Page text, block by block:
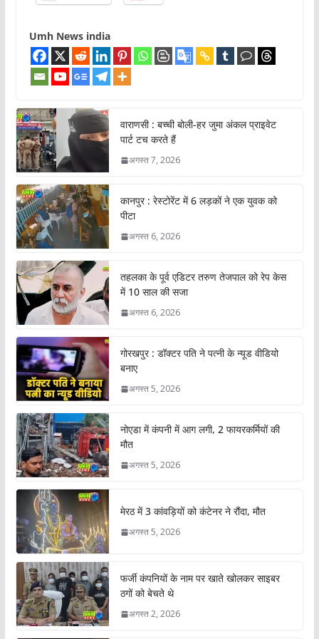
Umh News india
वाराणसी : बच्ची बोली-हर जुमा अंकल प्राइवेट
पार्ट टच करते हैं
अगस्त 7, 2026
कानपुर : रेस्टोरेंट में 6 लड़कों ने एक युवक को
पीटा
अगस्त 6, 2026
तहलका के पूर्व एडिटर तरुण तेजपाल को रेप केस
में 10 साल की सजा
अगस्त 6, 2026
गोरखपुर : डॉक्टर पति ने पत्नी के न्यूड वीडियो
बनाए
अगस्त 5, 2026
नोएडा में कंपनी में आग लगी, 2 फायरकर्मियों की
मौत
अगस्त 5, 2026
मेरठ में 3 कांवड़ियों को कंटेनर ने रौंदा, मौत
अगस्त 5, 2026
फर्जी कंपनियों के नाम पर खाते खोलकर साइबर
ठगों को बेचते थे
अगस्त 2, 2026